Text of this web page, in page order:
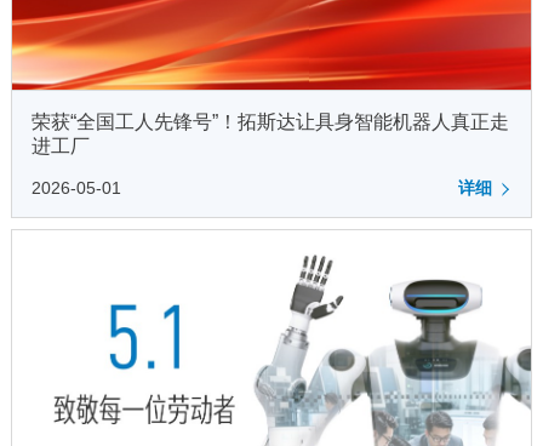
荣获“全国工人先锋号”！拓斯达让具身智能机器人真正走
进工厂
2026-05-01 详细